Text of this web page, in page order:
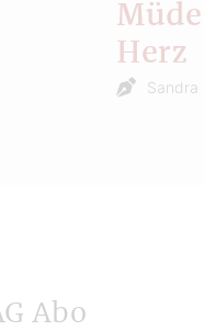
Herz
Sandra
Abo